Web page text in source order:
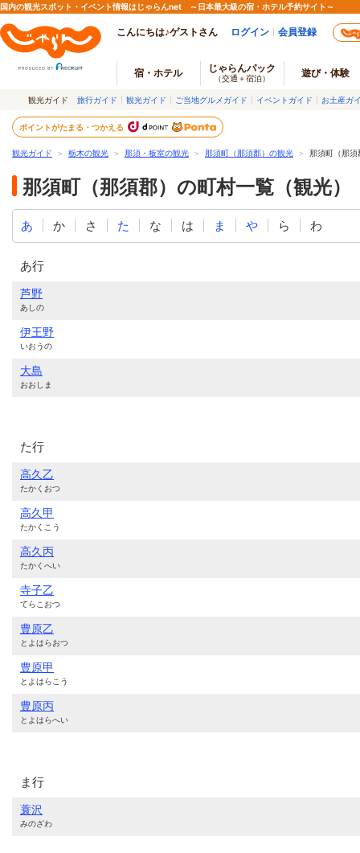
国内の観光スポット・イベント情報はじゃらんnet ～日本最大級の宿・ホテル予約サイト～
こんにちは♪ゲストさん ログイン 会員登録
宿・ホテル じゃらんパック
（交通＋宿泊） 遊び・体験
観光ガイド 旅行ガイド 観光ガイド ご当地グルメガイド イベントガイド お土産ガ
ポイントがたまる・つかえる
観光ガイド ＞ 栃木の観光 ＞ 那須・板室の観光 ＞ 那須町（那須郡）の観光 ＞ 那須町（那須
那須町（那須郡）の町村一覧（観光）
あ か さ た な は ま や ら わ
あ行
芦野
あしの
伊王野
いおうの
大島
おおしま
た行
高久乙
たかくおつ
高久甲
たかくこう
高久丙
たかくへい
寺子乙
てらこおつ
豊原乙
とよはらおつ
豊原甲
とよはらこう
豊原丙
とよはらへい
ま行
蓑沢
みのざわ